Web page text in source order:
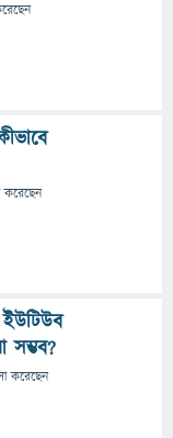
করেছেন
সম্ভব?
করেছেন